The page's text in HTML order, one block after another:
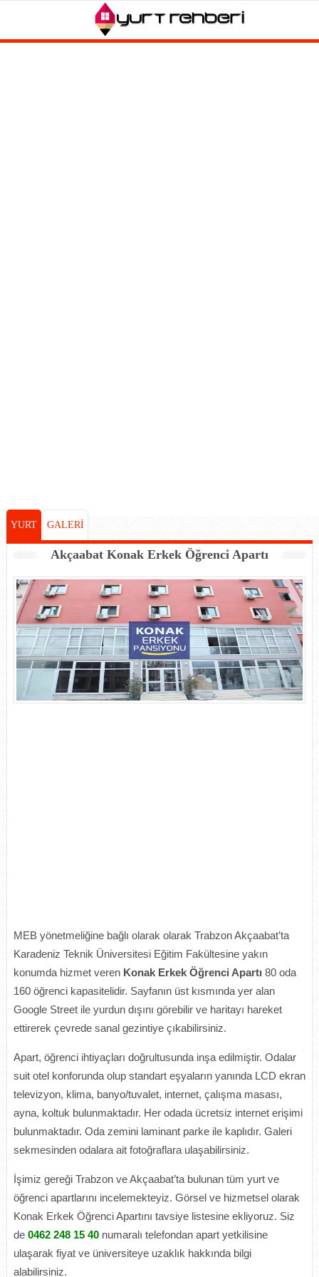
YURT GALERİ
Akçaabat Konak Erkek Öğrenci Apartı
MEB yönetmeliğine bağlı olarak olarak Trabzon Akçaabat’ta
Karadeniz Teknik Üniversitesi Eğitim Fakültesine yakın
konumda hizmet veren Konak Erkek Öğrenci Apartı 80 oda
160 öğrenci kapasitelidir. Sayfanın üst kısmında yer alan
Google Street ile yurdun dışını görebilir ve haritayı hareket
ettirerek çevrede sanal gezintiye çıkabilirsiniz.
Apart, öğrenci ihtiyaçları doğrultusunda inşa edilmiştir. Odalar
suit otel konforunda olup standart eşyaların yanında LCD ekran
televizyon, klima, banyo/tuvalet, internet, çalışma masası,
ayna, koltuk bulunmaktadır. Her odada ücretsiz internet erişimi
bulunmaktadır. Oda zemini laminant parke ile kaplıdır. Galeri
sekmesinden odalara ait fotoğraflara ulaşabilirsiniz.
İşimiz gereği Trabzon ve Akçaabat’ta bulunan tüm yurt ve
öğrenci apartlarını incelemekteyiz. Görsel ve hizmetsel olarak
Konak Erkek Öğrenci Apartını tavsiye listesine ekliyoruz. Siz
de 0462 248 15 40numaralı telefondan apart yetkilisine
ulaşarak fiyat ve üniversiteye uzaklık hakkında bilgi
alabilirsiniz.